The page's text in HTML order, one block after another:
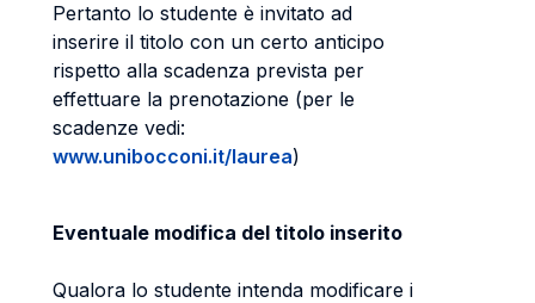
Pertanto lo studente è invitato ad
inserire il titolo con un certo anticipo
rispetto alla scadenza prevista per
effettuare la prenotazione (per le
scadenze vedi:
www.unibocconi.it/laurea)
Eventuale modifica del titolo inserito
Qualora lo studente intenda modificare i